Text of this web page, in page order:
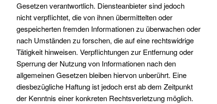
Gesetzen verantwortlich. Diensteanbieter sind jedoch
nicht verpflichtet, die von ihnen übermittelten oder
gespeicherten fremden Informationen zu überwachen oder
nach Umständen zu forschen, die auf eine rechtswidrige
Tätigkeit hinweisen. Verpflichtungen zur Entfernung oder
Sperrung der Nutzung von Informationen nach den
allgemeinen Gesetzen bleiben hiervon unberührt. Eine
diesbezügliche Haftung ist jedoch erst ab dem Zeitpunkt
der Kenntnis einer konkreten Rechtsverletzung möglich.